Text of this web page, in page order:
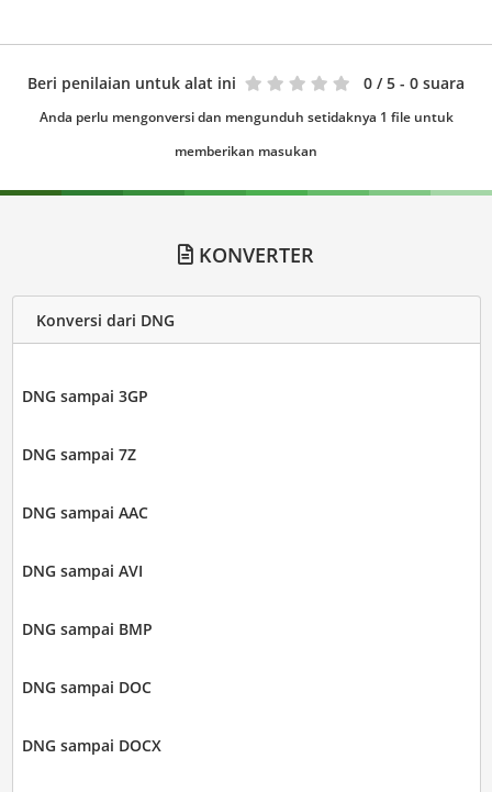
Beri penilaian untuk alat ini 0 / 5 - 0 suara
Anda perlu mengonversi dan mengunduh setidaknya 1 file untuk
memberikan masukan
KONVERTER
Konversi dari DNG
DNG sampai 3GP
DNG sampai 7Z
DNG sampai AAC
DNG sampai AVI
DNG sampai BMP
DNG sampai DOC
DNG sampai DOCX